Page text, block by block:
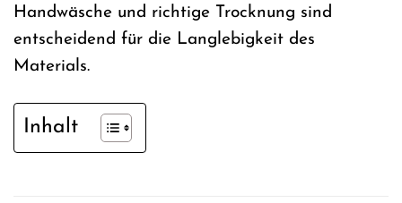
Handwäsche und richtige Trocknung sind
entscheidend für die Langlebigkeit des
Materials.
Inhalt